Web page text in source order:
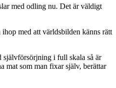
med odling nu. Det är väldigt
med att världsbilden känns rätt
självförsörjning i full skala så är
mat som man fixar själv, berättar